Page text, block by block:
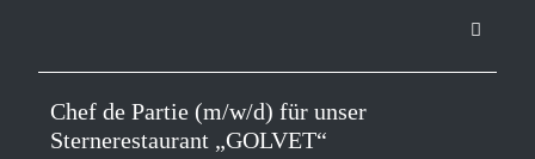
Chef de Partie (m/w/d) für unser
Sternerestaurant „GOLVET“